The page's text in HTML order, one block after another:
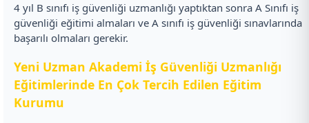
4 yıl B sınıfı iş güvenliği uzmanlığı yaptıktan sonra A Sınıfı iş
güvenliği eğitimi almaları ve A sınıfı iş güvenliği sınavlarında
başarılı olmaları gerekir.
Yeni Uzman Akademi İş Güvenliği Uzmanlığı
Eğitimlerinde En Çok Tercih Edilen Eğitim
Kurumu